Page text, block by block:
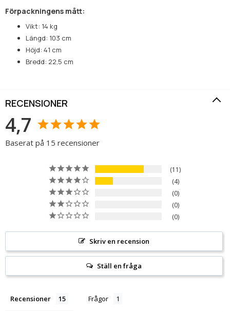
Förpackningens mått:
Vikt: 14 kg
Längd: 103 cm
Höjd: 41 cm
Bredd: 22,5 cm
RECENSIONER
4,7
Baserat på 15 recensioner
11
4
0
0
0
Skriv en recension
Ställ en fråga
Recensioner Frågor